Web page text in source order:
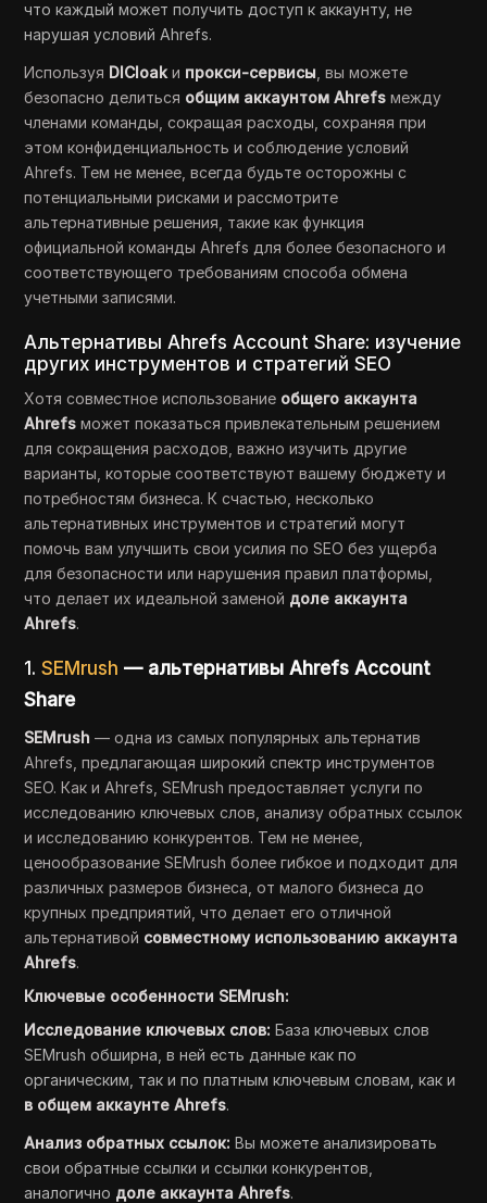
что каждый может получить доступ к аккаунту, не
нарушая условий Ahrefs.
Используя DICloak и прокси-сервисы , вы можете
безопасно делиться общим аккаунтом Ahrefs между
членами команды, сокращая расходы, сохраняя при
этом конфиденциальность и соблюдение условий
Ahrefs. Тем не менее, всегда будьте осторожны с
потенциальными рисками и рассмотрите
альтернативные решения, такие как функция
официальной команды Ahrefs для более безопасного и
соответствующего требованиям способа обмена
учетными записями.
Альтернативы Ahrefs Account Share: изучение
других инструментов и стратегий SEO
Хотя совместное использование общего аккаунта
Ahrefs может показаться привлекательным решением
для сокращения расходов, важно изучить другие
варианты, которые соответствуют вашему бюджету и
потребностям бизнеса. К счастью, несколько
альтернативных инструментов и стратегий могут
помочь вам улучшить свои усилия по SEO без ущерба
для безопасности или нарушения правил платформы,
что делает их идеальной заменой доле аккаунта
Ahrefs.
1. SEMrush — альтернативы Ahrefs Account
Share
SEMrush — одна из самых популярных альтернатив
Ahrefs, предлагающая широкий спектр инструментов
SEO. Как и Ahrefs, SEMrush предоставляет услуги по
исследованию ключевых слов, анализу обратных ссылок
и исследованию конкурентов. Тем не менее,
ценообразование SEMrush более гибкое и подходит для
различных размеров бизнеса, от малого бизнеса до
крупных предприятий, что делает его отличной
альтернативой совместному использованию аккаунта
Ahrefs.
Ключевые особенности SEMrush:
Исследование ключевых слов: База ключевых слов
SEMrush обширна, в ней есть данные как по
органическим, так и по платным ключевым словам, как и
в общем аккаунте Ahrefs.
Анализ обратных ссылок: Вы можете анализировать
свои обратные ссылки и ссылки конкурентов,
аналогично доле аккаунта Ahrefs.